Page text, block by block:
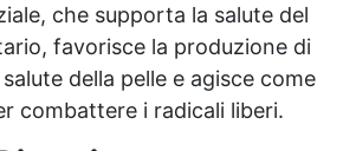
che supporta la salute del
favorisce la produzione di
della pelle e agisce come
combattere i radicali liberi.